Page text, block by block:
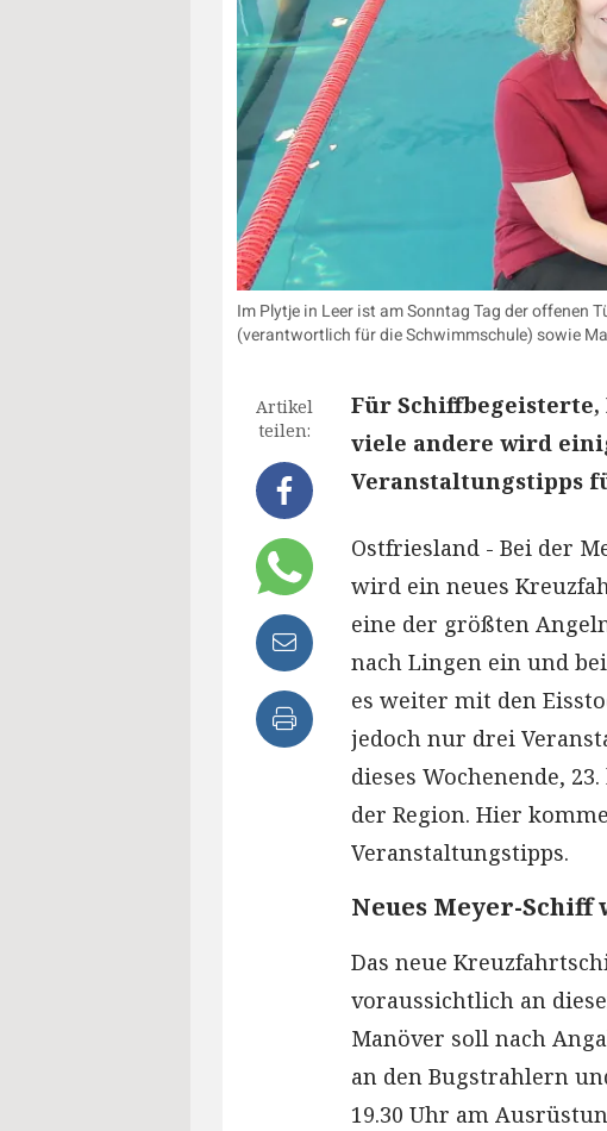
Im Plytje in Leer ist am Sonntag Tag der offenen
(verantwortlich für die Schwimmschule) sowie
Artikel
teilen:
Für Schiffbegeisterte,
viele andere wird
Veranstaltungstipps
Ostfriesland - Bei der
wird ein neues
eine der größten
nach Lingen ein und
es weiter mit den
jedoch nur drei
dieses Wochenende,
der Region. Hier
Veranstaltungstipps.
Neues Meyer-
Das neue
voraussichtlich an
Manöver soll nach
an den Bugstrahlern
19.30 Uhr am